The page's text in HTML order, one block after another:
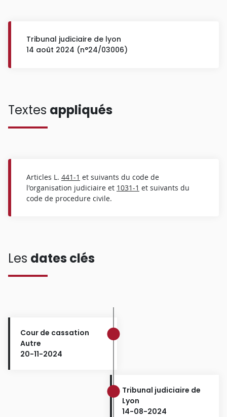
Tribunal judiciaire de lyon
14 août 2024 (n°24/03006)
Textes appliqués
Articles L. 441-1 et suivants du code de
l'organisation judiciaire et 1031-1 et suivants du
code de procedure civile.
Les dates clés
Cour de cassation
Autre
20-11-2024
Tribunal judiciaire de
Lyon
14-08-2024